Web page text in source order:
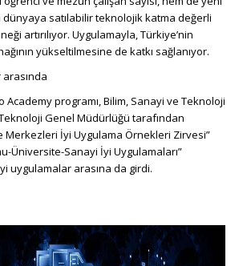
satılabilir teknolojik katma değerli
artırılıyor. Uygulamayla, Türkiye’nin
yükseltilmesine de katkı sağlanıyor.
Academy programı, Bilim, Sanayi ve Teknoloji
Teknoloji Genel Müdürlüğü tarafından
Merkezleri İyi Uygulama Örnekleri Zirvesi”
Üniversite-Sanayi İyi Uygulamaları”
uygulamalar arasına da girdi.